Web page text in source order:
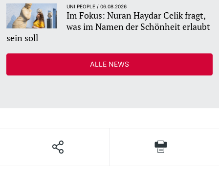
UNI PEOPLE / 06.08.2026
Im Fokus: Nuran Haydar Celik fragt,
was im Namen der Schönheit erlaubt
sein soll
ALLE NEWS